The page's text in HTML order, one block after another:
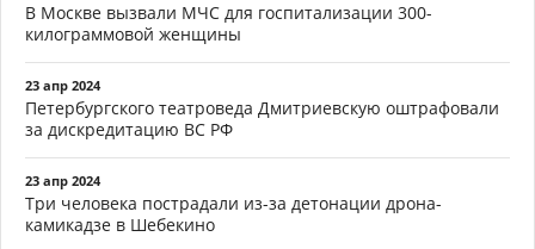
В Москве вызвали МЧС для госпитализации 300-
килограммовой женщины
23 апр 2024
Петербургского театроведа Дмитриевскую оштрафовали
за дискредитацию ВС РФ
23 апр 2024
Три человека пострадали из-за детонации дрона-
камикадзе в Шебекино